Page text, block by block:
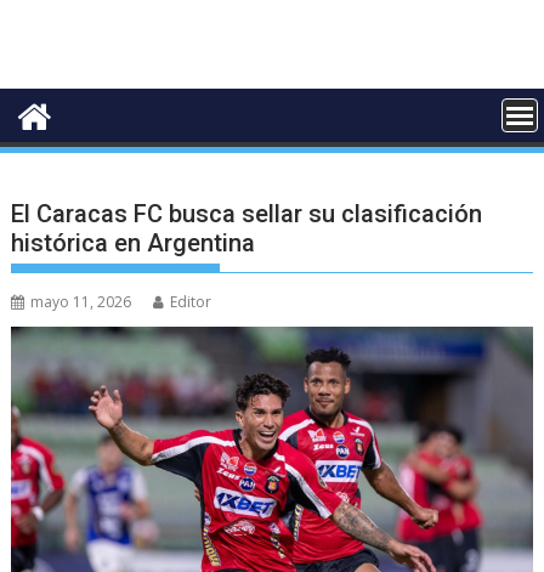
El Caracas FC busca sellar su clasificación
histórica en Argentina
mayo 11, 2026 Editor